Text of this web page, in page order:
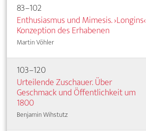
83–102
Enthusiasmus und Mimesis. ›Longins‹
Konzeption des Erhabenen
Martin Vöhler
103–120
Urteilende Zuschauer. Über
Geschmack und Öffentlichkeit um
1800
Benjamin Wihstutz